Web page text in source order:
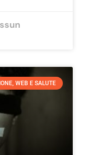
WEB E SALUTE